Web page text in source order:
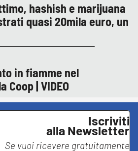
hashish e marijuana
quasi 20mila euro, un
in fiamme nel
Coop | VIDEO
Iscriviti
alla Newsletter
Se vuoi ricevere gratuitamente